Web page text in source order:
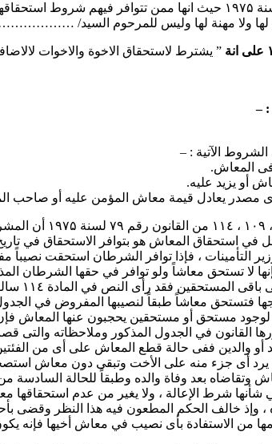
الطالبة من الفئات الخاضعة لاحكام قانون التامين الاجتماعى رقم ۷۹ لسنة
مهنة لها وليس للمرحوم السيد/
” يشترط لاستحقاق الاخوة والاخوات
الآتية : –
فى المعاش.
أو يزيد عليه.
مصدر يعادل قيمة معاش المؤمن عليه أو صاحب
” “مؤدى
بالجدول رقم (۳) المرافق ، وجعل الأصل في استحقاق المعاش
لا تستحق معاشاً ولو توافر في حقها الشرطان
مستحق أو مستحقين يحجبون عنها المعاش
والد أو والدين ففى حالة قطع المعاش على أى من
فلا يرد أى جزء منه على الأخت وتبقى دون معاش
شرط الإعالة ، ولا يغير من عدم استحقاقها
، وإذ خالف الحكم المطعون فيه هذا النظر
من الاستفادة بأى نصيب في معاش أخيها فإنه